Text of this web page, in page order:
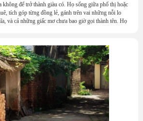
không để trở thành giàu có. Họ sống giữa phố thị hoặc
tích góp từng đồng lẻ, gánh trên vai những nỗi lo
và cả những giấc mơ chưa bao giờ gọi thành tên. Họ
bằng sự nhẫn nại và một niềm tin cũ kỹ rằng: dẫu
nhau để quay về.